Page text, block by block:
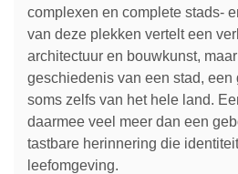
complexen en complete stads-
van deze plekken vertelt een
architectuur en bouwkunst,
geschiedenis van een stad, een
soms zelfs van het hele land.
daarmee veel meer dan een
tastbare herinnering die
leefomgeving.